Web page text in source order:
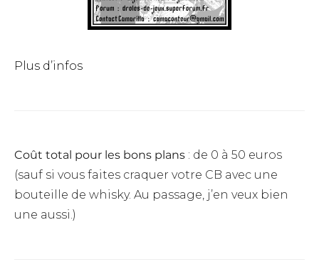
Plus d’infos
Coût total pour les bons plans : de 0 à 50 euros
(sauf si vous faites craquer votre CB avec une
bouteille de whisky. Au passage, j’en veux bien
une aussi.)